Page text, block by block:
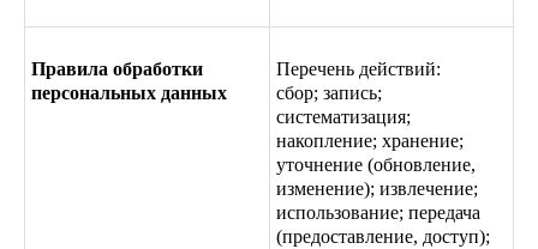
Правила обработки
персональных данных
Перечень действий:
сбор; запись;
систематизация;
накопление; хранение;
уточнение (обновление,
изменение); извлечение;
использование; передача
(предоставление, доступ);